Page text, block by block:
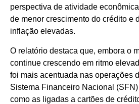
perspectiva de atividade
de menor crescimento do crédito e
inflação elevadas.
O relatório destaca que, embora o
continue crescendo em ritmo
foi mais acentuada nas operações
Sistema Financeiro Nacional
como as ligadas a cartões de